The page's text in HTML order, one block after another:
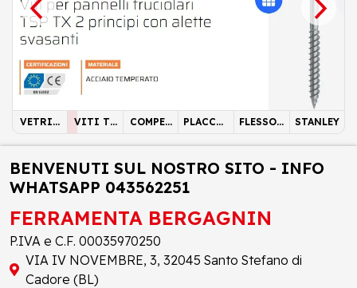
VETRIN
VITI TX
TRUCCI
COMPET
PLACCHE
FLESSOM
STANLEY
BENVENUTI SUL NOSTRO SITO - INFO
WHATSAPP 043562251
FERRAMENTA BERGAGNIN
P.IVA e C.F. 00035970250
VIA IV NOVEMBRE, 3, 32045 Santo Stefano di
Cadore (BL)